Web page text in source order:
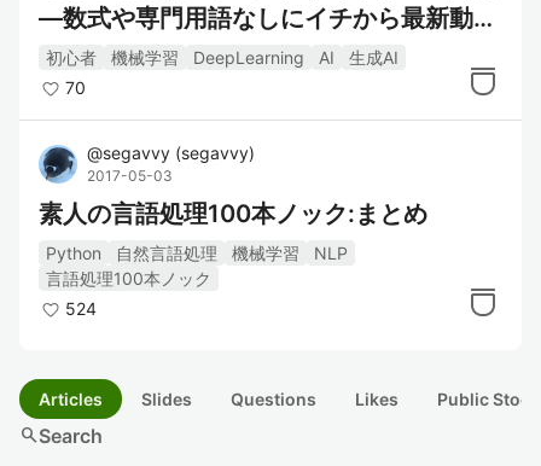
―数式や専門用語なしにイチから最新動向
まで解説！:第1章 AIはなぜ人間みたいなこ
とができるのか？
初心者 機械学習 DeepLearning AI
生成AI
70
@segavvy (segavvy)
2017-05-03
素人の言語処理100本ノック:まとめ
Python 自然言語処理 機械学習
NLP
言語処理100本ノック
524
Articles Slides Questions Likes Public
searchSearch